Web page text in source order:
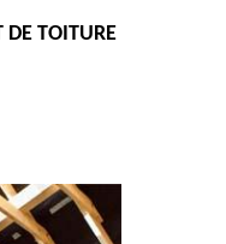
DE TOITURE